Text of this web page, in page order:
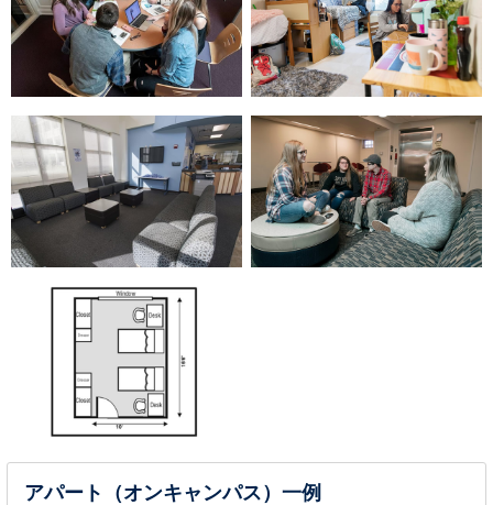
アパート（オンキャンパス）一例